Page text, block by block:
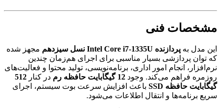
مشخصات فنی
این مدل به پردازنده Intel Core i7-1335U نسل سیزدهم
مجهز شده
که توان پردازشی بسیار مناسبی برای اجرای هم‌زمان چندین
نرم‌افزار، انجام امور اداری، برنامه‌نویسی، تولید محتوا و فعالیت‌های
روزمره فراهم می‌کند. وجود 12 گیگابایت حافظه رم در کنار 512
گیگابایت حافظه SSD
باعث افزایش سرعت بوت سیستم، اجرای
سریع برنامه‌ها و انتقال اطلاعات می‌شود.